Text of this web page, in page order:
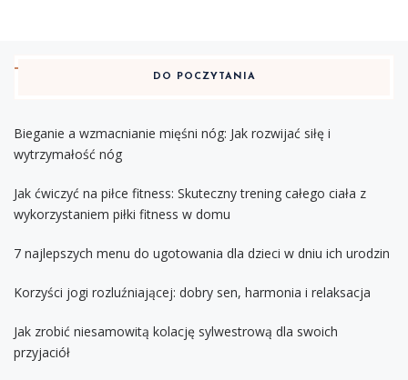
DO POCZYTANIA
Bieganie a wzmacnianie mięśni nóg: Jak rozwijać siłę i
wytrzymałość nóg
Jak ćwiczyć na piłce fitness: Skuteczny trening całego ciała z
wykorzystaniem piłki fitness w domu
7 najlepszych menu do ugotowania dla dzieci w dniu ich urodzin
Korzyści jogi rozluźniającej: dobry sen, harmonia i relaksacja
Jak zrobić niesamowitą kolację sylwestrową dla swoich
przyjaciół